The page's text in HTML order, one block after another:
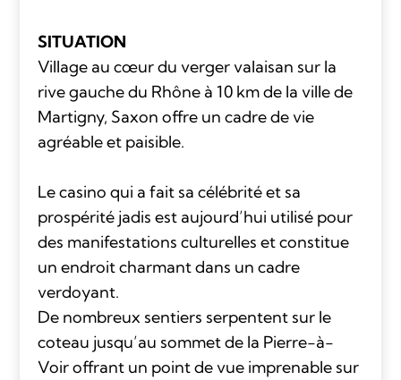
SITUATION
Village au cœur du verger valaisan sur la
rive gauche du Rhône à 10 km de la ville de
Martigny, Saxon offre un cadre de vie
agréable et paisible.
Le casino qui a fait sa célébrité et sa
prospérité jadis est aujourd’hui utilisé pour
des manifestations culturelles et constitue
un endroit charmant dans un cadre
verdoyant.
De nombreux sentiers serpentent sur le
coteau jusqu’au sommet de la Pierre-à-
Voir offrant un point de vue imprenable sur